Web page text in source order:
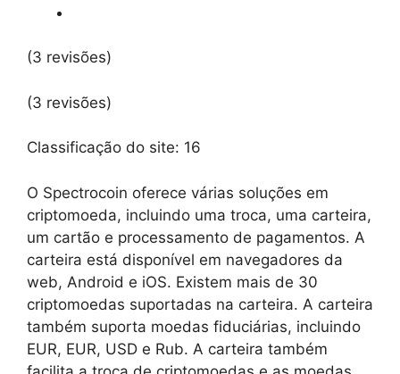
(3 revisões)
(3 revisões)
Classificação do site: 16
O Spectrocoin oferece várias soluções em
criptomoeda, incluindo uma troca, uma carteira,
um cartão e processamento de pagamentos. A
carteira está disponível em navegadores da
web, Android e iOS. Existem mais de 30
criptomoedas suportadas na carteira. A carteira
também suporta moedas fiduciárias, incluindo
EUR, EUR, USD e Rub. A carteira também